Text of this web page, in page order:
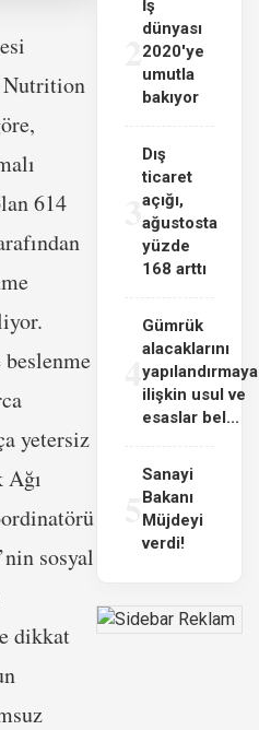
Nutrition
614
yetersiz
sosyal
dikkat
İş
dünyası
2020'ye
umutla
bakıyor
3
Dış
ticaret
açığı,
ağustosta
yüzde
168 arttı
4
Gümrük
alacaklarını
yapılandırmaya
ilişkin usul ve
esaslar bel...
Sanayi
Bakanı
Müjdeyi
verdi!